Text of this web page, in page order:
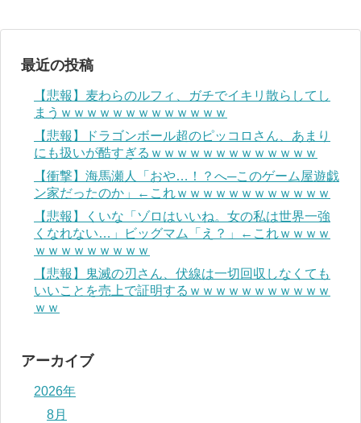
最近の投稿
【悲報】麦わらのルフィ、ガチでイキリ散らしてし
まうｗｗｗｗｗｗｗｗｗｗｗｗｗ
【悲報】ドラゴンボール超のピッコロさん、あまり
にも扱いが酷すぎるｗｗｗｗｗｗｗｗｗｗｗｗｗ
【衝撃】海馬瀬人「おや…！？へ─このゲーム屋遊戯
ン家だったのか」←これｗｗｗｗｗｗｗｗｗｗｗｗ
【悲報】くいな「ゾロはいいね。女の私は世界一強
くなれない…」ビッグマム「え？」←これｗｗｗｗ
ｗｗｗｗｗｗｗｗｗ
【悲報】鬼滅の刃さん、伏線は一切回収しなくても
いいことを売上で証明するｗｗｗｗｗｗｗｗｗｗｗ
ｗｗ
アーカイブ
2026年
8月